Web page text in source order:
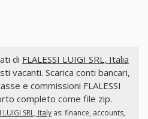
di FLALESSI LUIGI SRL, Italia
vacanti. Scarica conti bancari,
e commissioni FLALESSI
completo come file zip.
LUIGI SRL, Italyas: finance, accounts,